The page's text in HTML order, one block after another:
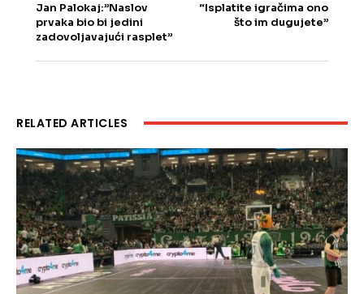
Jan Palokaj:”Naslov
prvaka bio bi jedini
zadovoljavajući rasplet”
“Isplatite igračima ono
što im dugujete”
RELATED ARTICLES